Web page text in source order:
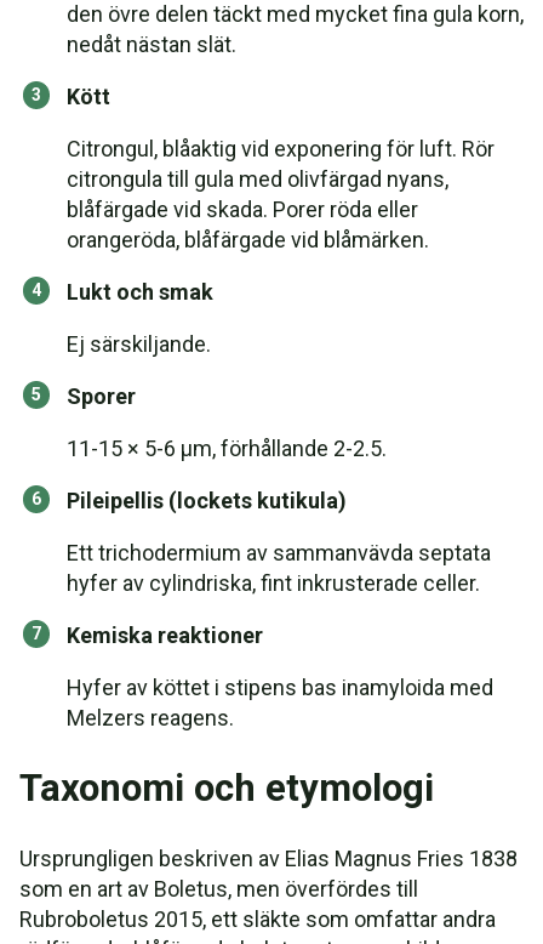
den övre delen täckt med mycket fina gula korn,
nedåt nästan slät.
Kött
Citrongul, blåaktig vid exponering för luft. Rör
citrongula till gula med olivfärgad nyans,
blåfärgade vid skada. Porer röda eller
orangeröda, blåfärgade vid blåmärken.
Lukt och smak
Ej särskiljande.
Sporer
11-15 × 5-6 μm, förhållande 2-2.5.
Pileipellis (lockets kutikula)
Ett trichodermium av sammanvävda septata
hyfer av cylindriska, fint inkrusterade celler.
Kemiska reaktioner
Hyfer av köttet i stipens bas inamyloida med
Melzers reagens.
Taxonomi och etymologi
Ursprungligen beskriven av Elias Magnus Fries 1838
som en art av Boletus, men överfördes till
Rubroboletus 2015, ett släkte som omfattar andra